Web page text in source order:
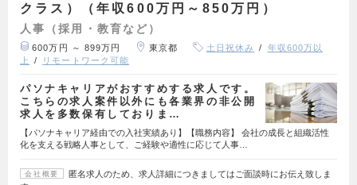
クラス）（年収600万円～850万円）
人事（採用・教育など）
600万円 ～ 899万円 東京都 土日祝休み
年収600万以
上
リモートワーク可能
パソナキャリアがおすすめする求人です。
こちらの求人案件以外にも各業界の非公開
求人を多数保有しておりま…
【パソナキャリア経由での入社実績あり】【職務内容】 会社の成長と組織活性
化を支える戦略人事として、ご経験や適性に応じて人事…
会社概要
匿名求人のため、求人詳細につきましてはご面談時にお伝え致しま